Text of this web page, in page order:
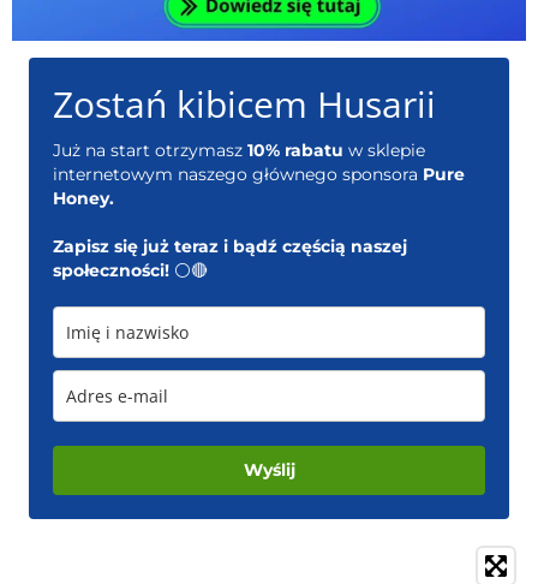
Zostań kibicem Husarii
Już na start otrzymasz 10% rabatu w sklepie
internetowym naszego głównego sponsora Pure
Honey.
Zapisz się już teraz i bądź częścią naszej
społeczności! ⚪️🔴
Wyślij